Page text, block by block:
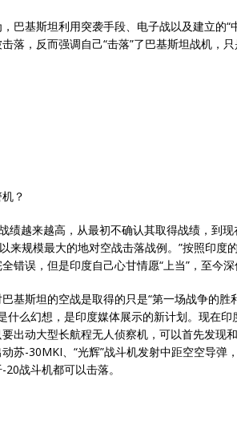
巴基斯坦利用突袭手段、电子战以及建立的
落，反而强调自己“击落”了巴基斯坦战机，
？
绩越来越高，从最初不确认其取得战绩，到
来规模最大的地对空战击落战例。”按照印度
错误，但是印度自己心甘情愿“上当”，至今深
基斯坦的空战是取得的只是“第一场战争的
什么幻想，是印度媒体展示的新计划。现在印
出动大型长航程无人侦察机，可以首先发现
苏-30MKI、“光辉”战斗机发射中距空空导弹
战斗机都可以击落。